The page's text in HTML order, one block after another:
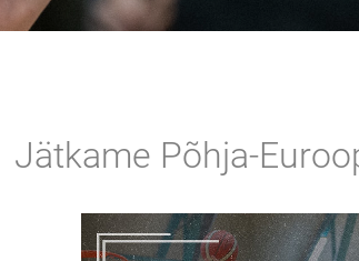
Jätkame Põhja-